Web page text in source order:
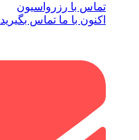
تماس با رزرواسیون
اکنون با ما تماس بگیرید